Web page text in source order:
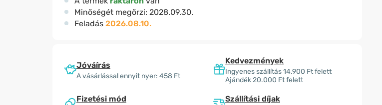
Minőségét megőrzi: 2028.09.30.
Feladás 2026.08.10.
Jóváírás
A vásárlással ennyit nyer: 458 Ft
Kedvezmények
Ingyenes szállítás 14.900 Ft felett
Ajándék 20.000 Ft felett
Fizetési mód Szállítási díjak